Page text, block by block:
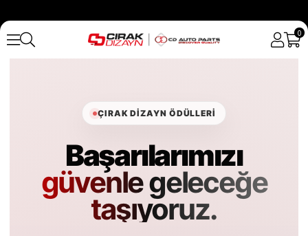
0
ÇIRAK DIZAYN ÖDÜLLERI
Başarılarımızı
güvenle geleceğe
taşıyoruz.